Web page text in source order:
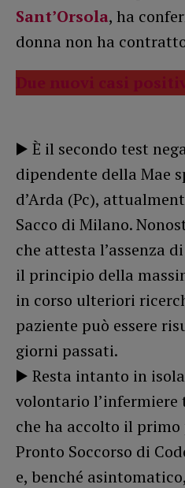
Sant’Orsola, ha
donna non ha
▶️ È il secondo test
dipendente della Mae
d’Arda (Pc),
Sacco di Milano.
che attesta l’assenza
il principio della
in corso ulteriori
paziente può essere
giorni passati.
▶️ Resta intanto in
volontario
che ha accolto il
Pronto Soccorso di
e, benché